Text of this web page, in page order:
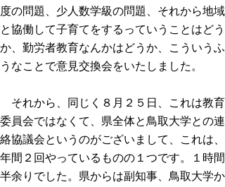
度の問題、少人数学級の問題、それから地域
と協働して子育てをするっていうことはどう
か、勤労者教育なんかはどうか、こういうふ
うなことで意見交換会をいたしました。
それから、同じく８月２５日、これは教育
委員会ではなくて、県全体と鳥取大学との連
絡協議会というのがございまして、これは、
年間２回やっているものの１つです。１時間
半余りでした。県からは副知事、鳥取大学か